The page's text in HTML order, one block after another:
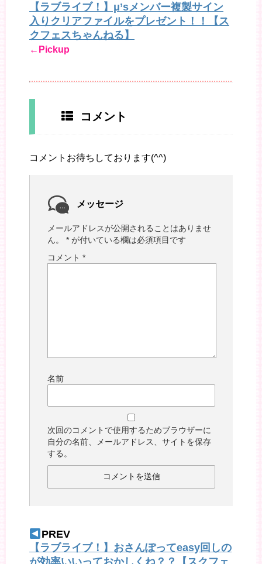
【ラブライブ！】μ’sメンバー複製サイン
入りクリアファイルをプレゼント！！【ス
クフェスちゃんねる】
←Pickup
コメント
コメントお待ちしております(^^)
メッセージ
メールアドレスが公開されることはありませ
ん。
* が付いている欄は必須項目です
コメント *
名前
次回のコメントで使用するためブラウザーに
自分の名前、メールアドレス、サイトを保存
する。
PREV
【ラブライブ！】おさんぽってeasy回しの